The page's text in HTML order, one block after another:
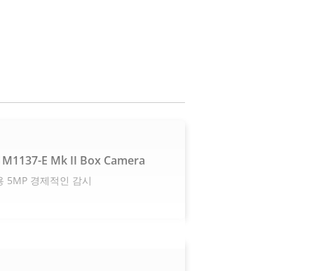
M1137-E Mk II Box Camera
5MP 경제적인 감시